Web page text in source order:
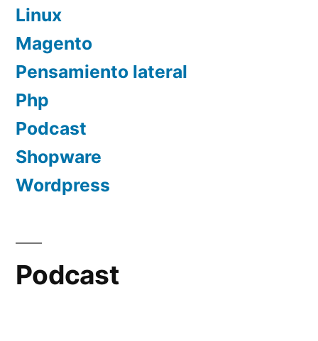
Linux
Magento
Pensamiento lateral
Php
Podcast
Shopware
Wordpress
Podcast